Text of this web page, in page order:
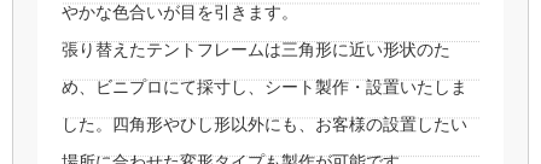
やかな色合いが目を引きます。
張り替えたテントフレームは三角形に近い形状のた
め、ビニプロにて採寸し、シート製作・設置いたしま
した。四角形やひし形以外にも、お客様の設置したい